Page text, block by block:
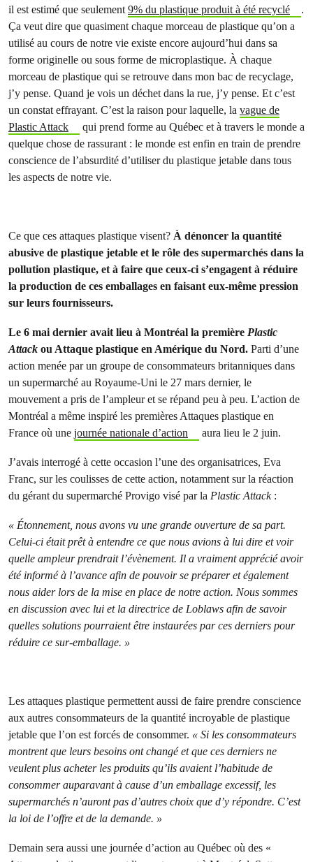
il est estimé que seulement9% du plastique produit à été recyclé
.
Ça veut dire que quasiment chaque morceau de plastique qu’on a
utilisé au cours de notre vie existe encore aujourd’hui dans sa
forme originelle ou sous forme de microplastique. À chaque
morceau de plastique qui se retrouve dans mon bac de recyclage,
j’y pense. Quand je vois un déchet dans la rue, j’y pense. Et c’est
un constat effrayant. C’est la raison pour laquelle, la vague de
Plastic Attack
qui prend forme au Québec et à travers le monde a
quelque chose de rassurant : le monde est enfin en train de prendre
conscience de l’absurdité d’utiliser du plastique jetable dans tous
les aspects de notre vie.
Ce que ces attaques plastique visent? À dénoncer la quantité
abusive de plastique jetable et le rôle des supermarchés dans la
pollution plastique, et à faire que ceux-ci s’engagent à réduire
la production de ces emballages en faisant eux-même pression
sur leurs fournisseurs.
Le 6 mai dernier avait lieu à Montréal la première Plastic
Attack ou Attaque plastique en Amérique du Nord. Parti d’une
action menée par un groupe de consommateurs britanniques dans
un supermarché au Royaume-Uni le 27 mars dernier, le
mouvement a pris de l’ampleur et se répand peu à peu. L’action de
Montréal a même inspiré les premières Attaques plastique en
France où une journée nationale d’action aura lieu le 2 juin.
J’avais interrogé à cette occasion l’une des organisatrices, Eva
Franc, sur les coulisses de cette action, notamment sur la réaction
du gérant du supermarché Provigo visé par la Plastic Attack:
« Étonnement, nous avons vu une grande ouverture de sa part.
Celui-ci était prêt à entendre ce que nous avions à lui dire et voir
quelle ampleur prendrait l’évènement. Il a vraiment apprécié avoir
été informé à l’avance afin de pouvoir se préparer et également
nous aider lors de la mise en place de notre action. Nous sommes
en discussion avec lui et la directrice de Loblaws afin de savoir
quelles solutions pourraient être instaurées par ces derniers pour
réduire ce sur-emballage. »
Les attaques plastique permettent aussi de faire prendre conscience
aux autres consommateurs de la quantité incroyable de plastique
jetable que l’on est forcés de consommer. « Si les consommateurs
montrent que leurs besoins ont changé et que ces derniers ne
veulent plus acheter les produits qu’ils avaient l’habitude de
consommer auparavant à cause d’un emballage excessif, les
supermarchés n’auront pas d’autres choix que d’y répondre. C’est
la loi de l’offre et de la demande. »
Demain sera aussi une journée d’action au Québec où des «